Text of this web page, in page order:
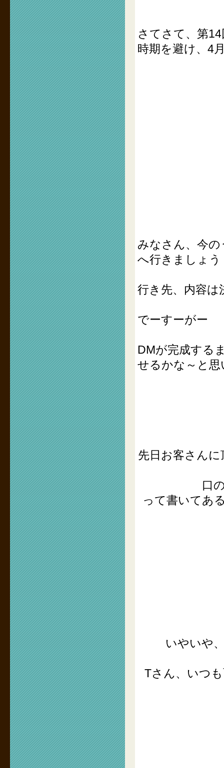
さてさて、第
時期を避け、4
みなさん、今
へ行きましょう
行き先、内容は
でーすーがー
DMが完成する
せるかな～と思
先日お客さん
口
って書いてあ
いやいや
Tさん、いつ